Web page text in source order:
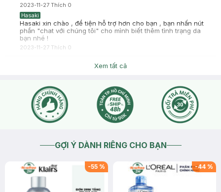
2023-11-27 Thích 0
Hasaki
Hasaki xin chào , để tiện hỗ trợ hơn cho bạn , bạn nhấn nút
phần "chat với chúng tôi" cho mình biết thêm tình trạng da
bạn nhé !
2023-11-27 Thích 0
Dương Vân
chào Hasaki, chai chống nắng này sản xuất ở đâu mà để
false và được giảm giá nhiều vậy ạ?
2023-11-04 Thích
2023-08-06Thích0
Xem tất cả
GỢI Ý DÀNH RIÊNG CHO BẠN
-55 % -44 %